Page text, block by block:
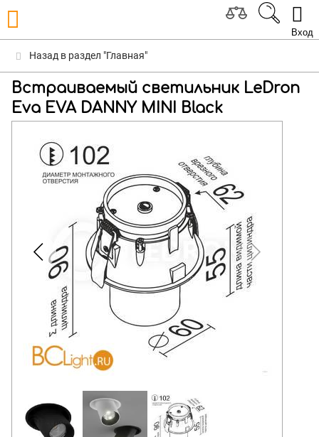
Вход
Назад в раздел "Главная"
Встраиваемый светильник LeDron
Eva EVA DANNY MINI Black